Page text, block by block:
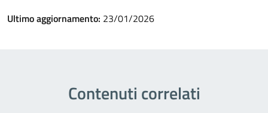
Ultimo aggiornamento: 23/01/2026
Contenuti correlati